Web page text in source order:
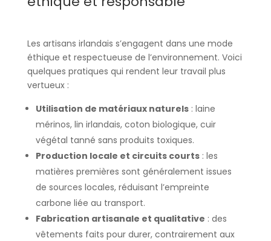
Les artisans irlandais s’engagent dans une mode
éthique et respectueuse de l’environnement. Voici
quelques pratiques qui rendent leur travail plus
vertueux :
Utilisation de matériaux naturels: laine
mérinos, lin irlandais, coton biologique, cuir
végétal tanné sans produits toxiques.
Production locale et circuits courts: les
matières premières sont généralement issues
de sources locales, réduisant l’empreinte
carbone liée au transport.
Fabrication artisanale et qualitative : des
vêtements faits pour durer, contrairement aux